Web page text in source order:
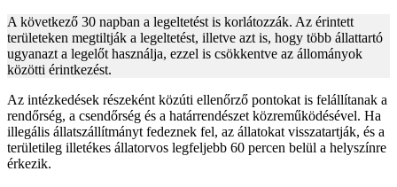
A következő 30 napban a legeltetést is korlátozzák. Az érintett
területeken megtiltják a legeltetést, illetve azt is, hogy több állattartó
ugyanazt a legelőt használja, ezzel is csökkentve az állományok
közötti érintkezést.
Az intézkedések részeként közúti ellenőrző pontokat is felállítanak a
rendőrség, a csendőrség és a határrendészet közreműködésével. Ha
illegális állatszállítmányt fedeznek fel, az állatokat visszatartják, és a
területileg illetékes állatorvos legfeljebb 60 percen belül a helyszínre
érkezik.